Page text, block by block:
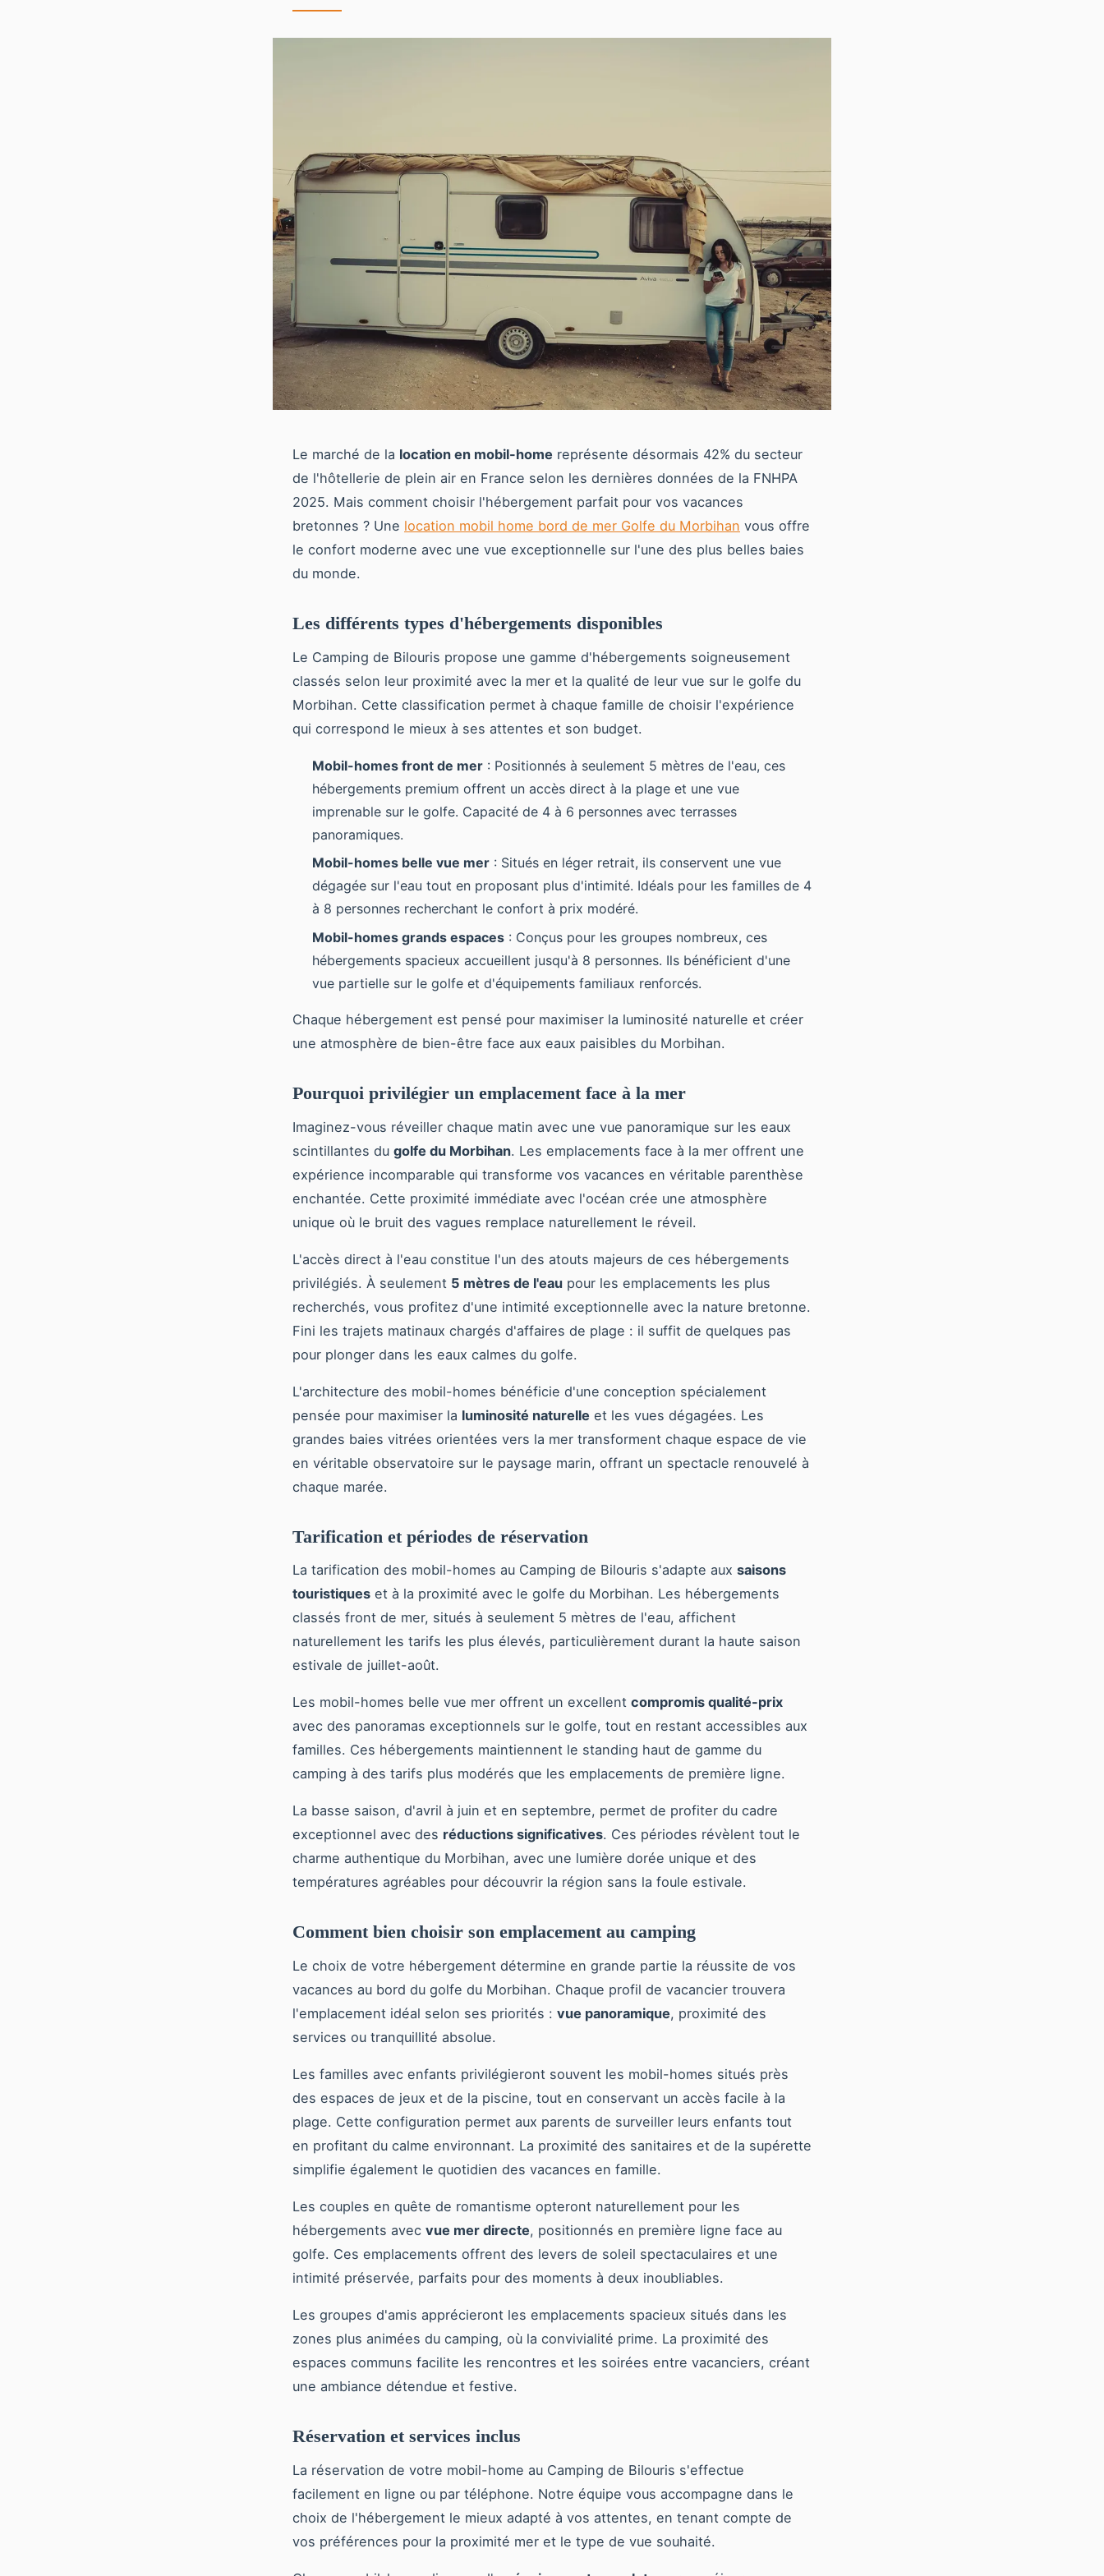
Le marché de la location en mobil-home représente désormais 42% du secteur
de l'hôtellerie de plein air en France selon les dernières données de la FNHPA
2025. Mais comment choisir l'hébergement parfait pour vos vacances
bretonnes ? Une location mobil home bord de mer Golfe du Morbihan vous offre
le confort moderne avec une vue exceptionnelle sur l'une des plus belles baies
du monde.
Les différents types d'hébergements disponibles
Le Camping de Bilouris propose une gamme d'hébergements soigneusement
classés selon leur proximité avec la mer et la qualité de leur vue sur le golfe du
Morbihan. Cette classification permet à chaque famille de choisir l'expérience
qui correspond le mieux à ses attentes et son budget.
Mobil-homes front de mer : Positionnés à seulement 5 mètres de l'eau, ces
hébergements premium offrent un accès direct à la plage et une vue
imprenable sur le golfe. Capacité de 4 à 6 personnes avec terrasses
panoramiques.
Mobil-homes belle vue mer : Situés en léger retrait, ils conservent une vue
dégagée sur l'eau tout en proposant plus d'intimité. Idéals pour les familles de 4
à 8 personnes recherchant le confort à prix modéré.
Mobil-homes grands espaces : Conçus pour les groupes nombreux, ces
hébergements spacieux accueillent jusqu'à 8 personnes. Ils bénéficient d'une
vue partielle sur le golfe et d'équipements familiaux renforcés.
Chaque hébergement est pensé pour maximiser la luminosité naturelle et créer
une atmosphère de bien-être face aux eaux paisibles du Morbihan.
Pourquoi privilégier un emplacement face à la mer
Imaginez-vous réveiller chaque matin avec une vue panoramique sur les eaux
scintillantes du golfe du Morbihan. Les emplacements face à la mer offrent une
expérience incomparable qui transforme vos vacances en véritable parenthèse
enchantée. Cette proximité immédiate avec l'océan crée une atmosphère
unique où le bruit des vagues remplace naturellement le réveil.
L'accès direct à l'eau constitue l'un des atouts majeurs de ces hébergements
privilégiés. À seulement 5 mètres de l'eau pour les emplacements les plus
recherchés, vous profitez d'une intimité exceptionnelle avec la nature bretonne.
Fini les trajets matinaux chargés d'affaires de plage : il suffit de quelques pas
pour plonger dans les eaux calmes du golfe.
L'architecture des mobil-homes bénéficie d'une conception spécialement
pensée pour maximiser la luminosité naturelle et les vues dégagées. Les
grandes baies vitrées orientées vers la mer transforment chaque espace de vie
en véritable observatoire sur le paysage marin, offrant un spectacle renouvelé à
chaque marée.
Tarification et périodes de réservation
La tarification des mobil-homes au Camping de Bilouris s'adapte aux saisons
touristiques et à la proximité avec le golfe du Morbihan. Les hébergements
classés front de mer, situés à seulement 5 mètres de l'eau, affichent
naturellement les tarifs les plus élevés, particulièrement durant la haute saison
estivale de juillet-août.
Les mobil-homes belle vue mer offrent un excellent compromis qualité-prix
avec des panoramas exceptionnels sur le golfe, tout en restant accessibles aux
familles. Ces hébergements maintiennent le standing haut de gamme du
camping à des tarifs plus modérés que les emplacements de première ligne.
La basse saison, d'avril à juin et en septembre, permet de profiter du cadre
exceptionnel avec des réductions significatives. Ces périodes révèlent tout le
charme authentique du Morbihan, avec une lumière dorée unique et des
températures agréables pour découvrir la région sans la foule estivale.
Comment bien choisir son emplacement au camping
Le choix de votre hébergement détermine en grande partie la réussite de vos
vacances au bord du golfe du Morbihan. Chaque profil de vacancier trouvera
l'emplacement idéal selon ses priorités : vue panoramique, proximité des
services ou tranquillité absolue.
Les familles avec enfants privilégieront souvent les mobil-homes situés près
des espaces de jeux et de la piscine, tout en conservant un accès facile à la
plage. Cette configuration permet aux parents de surveiller leurs enfants tout
en profitant du calme environnant. La proximité des sanitaires et de la supérette
simplifie également le quotidien des vacances en famille.
Les couples en quête de romantisme opteront naturellement pour les
hébergements avec vue mer directe, positionnés en première ligne face au
golfe. Ces emplacements offrent des levers de soleil spectaculaires et une
intimité préservée, parfaits pour des moments à deux inoubliables.
Les groupes d'amis apprécieront les emplacements spacieux situés dans les
zones plus animées du camping, où la convivialité prime. La proximité des
espaces communs facilite les rencontres et les soirées entre vacanciers, créant
une ambiance détendue et festive.
Réservation et services inclus
La réservation de votre mobil-home au Camping de Bilouris s'effectue
facilement en ligne ou par téléphone. Notre équipe vous accompagne dans le
choix de l'hébergement le mieux adapté à vos attentes, en tenant compte de
vos préférences pour la proximité mer et le type de vue souhaité.